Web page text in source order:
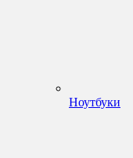
Ноутбуки